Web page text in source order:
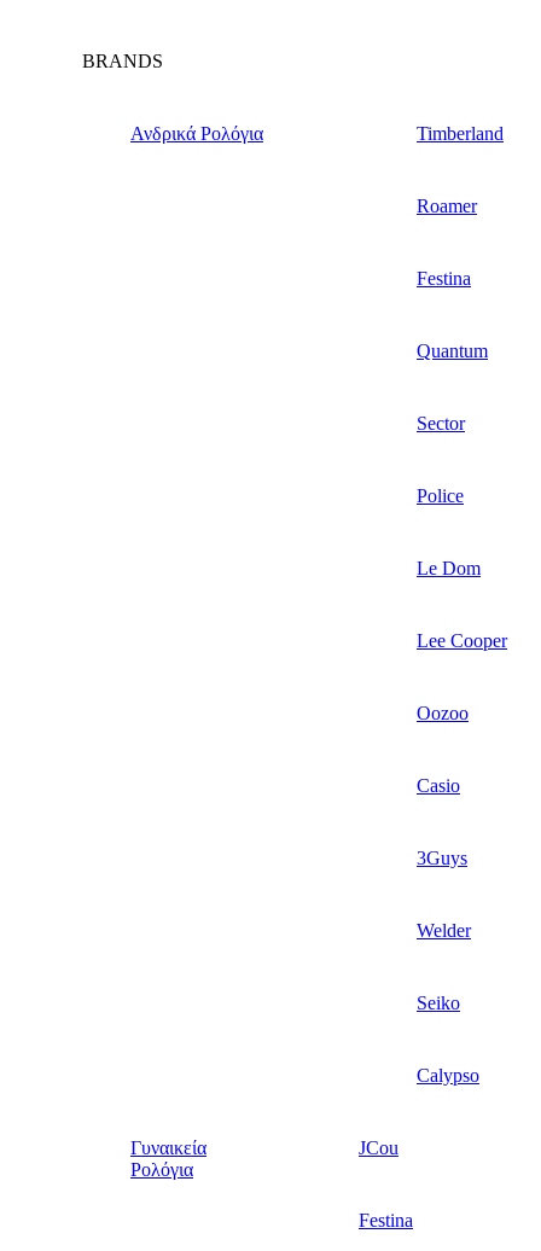
BRANDS
Ανδρικά Ρολόγια Timberland
Roamer
Festina
Quantum
Sector
Police
Le Dom
Lee Cooper
Oozoo
Casio
3Guys
Welder
Seiko
Calypso
Γυναικεία
Ρολόγια
JCou
Festina